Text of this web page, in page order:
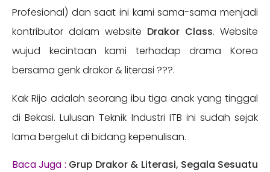
Profesional) dan saat ini kami sama-sama menjadi
kontributor dalam website Drakor Class. Website
wujud kecintaan kami terhadap drama Korea
bersama genk drakor & literasi ???.
Kak Rijo adalah seorang ibu tiga anak yang tinggal
di Bekasi. Lulusan Teknik Industri ITB ini sudah sejak
lama bergelut di bidang kepenulisan.
Baca Juga : Grup Drakor & Literasi, Segala Sesuatu